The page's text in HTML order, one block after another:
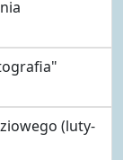
(luty-